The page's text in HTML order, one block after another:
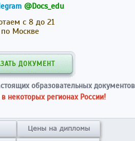
@Docs_edu
с 8 до 21
по Москве
ДОКУМЕНТ
образовательных документов
некоторых регионах России!
Цены на дипломы